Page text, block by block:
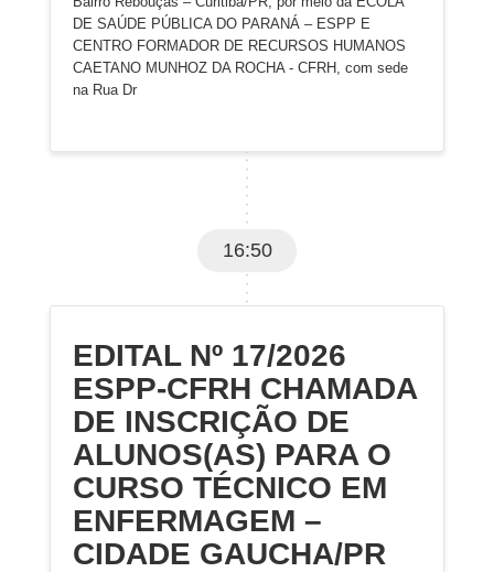
DE SAÚDE PÚBLICA DO PARANÁ – ESPP E
CENTRO FORMADOR DE RECURSOS HUMANOS
CAETANO MUNHOZ DA ROCHA - CFRH, com sede
na Rua Dr
16:50
EDITAL Nº 17/2026
ESPP-CFRH CHAMADA
DE INSCRIÇÃO DE
ALUNOS(AS) PARA O
CURSO TÉCNICO EM
ENFERMAGEM –
CIDADE GAUCHA/PR